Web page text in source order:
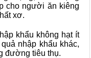
cho người ăn kiêng
xơ.
khẩu không hạt ít
nhập khẩu khác,
đường tiêu thụ.